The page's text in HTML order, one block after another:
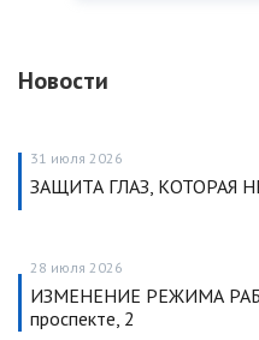
Новости
31 июля 2026
ЗАЩИТА ГЛАЗ, КОТОРАЯ
28 июля 2026
ИЗМЕНЕНИЕ РЕЖИМА
проспекте, 2